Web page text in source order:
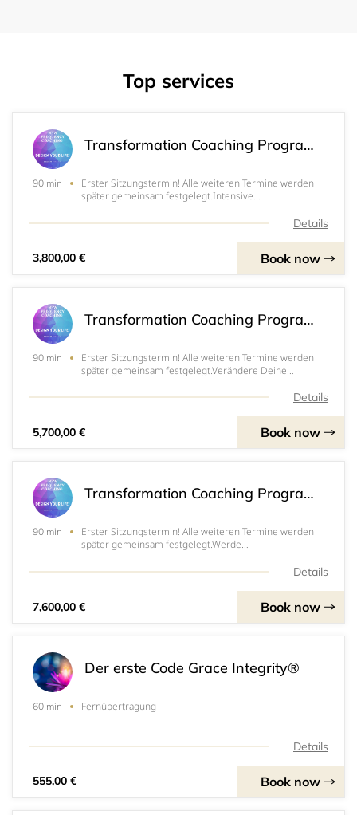
Top services
Transformation Coaching Programm 1
90 min
Erster Sitzungstermin! Alle weiteren Termine werden
später gemeinsam festgelegt.Intensive
Vergangenheit!Vergebung!
Details
3,800,00 € Book now
Transformation Coaching Programm 2
90 min
Erster Sitzungstermin! Alle weiteren Termine werden
später gemeinsam festgelegt.Verändere Deine
Details
5,700,00 € Book now
Transformation Coaching Programm 3
90 min
Erster Sitzungstermin! Alle weiteren Termine werden
später gemeinsam festgelegt.Werde
Details
7,600,00 € Book now
Der erste Code Grace Integrity®
60 min Fernübertragung
Details
555,00 € Book now